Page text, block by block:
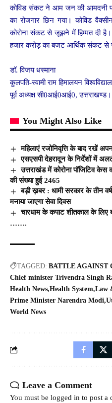
कोविड संकट ने आम जन की आमदनी
का रोजगार छिन गया। कोविड
कोरोना संकट से जूझने में हिम्मत दी
हजार करोड़ का बजट आर्थिक संकट से
डाॅ. विजय धस्माना
कुलपति-स्वामी राम हिमालयन
पूर्व अध्यक्ष सी0आई0आई0, उत्तराखण्ड।
You Might Also Like
महिलाएं रजोनिवृत्ति के बाद रखें
एसएसपी देहरादून के निर्देशों में
उत्तराखंड में कोरोना पॉजिटिव
की संख्या हुई 2465
बड़ी ख़बर : धामी सरकार के तीन
मनाया जाएगा सेवा दिवस
चारधाम के कपाट शीतकाल के लिए
…….
TAGGED: BATTLE AGAINST
Chief minister Trivendra Singh
Health News Health System Law
Prime Minister Narendra Modi
World News
Leave a Comment
You must be logged in to post a